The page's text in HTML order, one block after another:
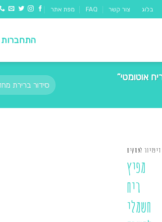
בלוג צור קשר FAQ מפת אתר
התחברות
אוטומטי”
דיפזיור לעסקים
מפיץ
ריח
חשמלי